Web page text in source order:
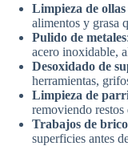
Limpieza de ollas
alimentos y grasa
Pulido de metales
acero inoxidable,
Desoxidado de
herramientas,
Limpieza de
removiendo
Trabajos de
superficies antes